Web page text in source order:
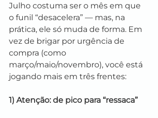
Julho costuma ser o mês em que
o funil “desacelera” — mas, na
prática, ele só muda de forma. Em
vez de brigar por urgência de
compra (como
março/maio/novembro), você está
jogando mais em três frentes:
1) Atenção: de pico para “ressaca”